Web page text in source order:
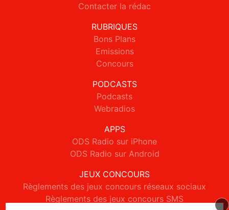
Contacter la rédac
RUBRIQUES
Bons Plans
Emissions
Concours
PODCASTS
Podcasts
Webradios
APPS
ODS Radio sur iPhone
ODS Radio sur Android
JEUX CONCOURS
Règlements des jeux concours réseaux sociaux
Règlements des jeux concours SMS